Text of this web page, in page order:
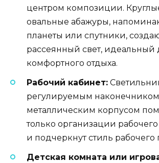
центром композиции.
овальные абажуры,
планеты или спутники,
рассеянный свет, идеальный
комфортного отдыха.
Рабочий кабинет:
регулируемым
металлическим корпусом
только организации
и подчеркнут стиль рабочего
Детская комната или